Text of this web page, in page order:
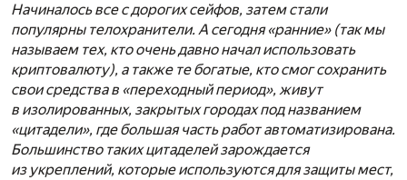
Начиналось все с дорогих сейфов, затем стали
популярны телохранители. А сегодня «ранние» (так мы
называем тех, кто очень давно начал использовать
криптовалюту), а также те богатые, кто смог сохранить
свои средства в «переходный период», живут
в изолированных, закрытых городах под названием
«цитадели», где большая часть работ автоматизирована.
Большинство таких цитаделей зарождается
из укреплений, которые используются для защиты мест,